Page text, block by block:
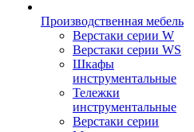
Производственная мебель
Верстаки серии W
Верстаки серии WS
Шкафы
инструментальные
Тележки
инструментальные
Верстаки серии